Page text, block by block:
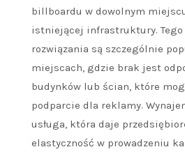
billboardu w dowolnym
istniejącej infrastruktury. Tego
rozwiązania są szczególnie
miejscach, gdzie brak jest
budynków lub ścian, które
podparcie dla reklamy.
usługa, która daje
elastyczność w prowadzeniu